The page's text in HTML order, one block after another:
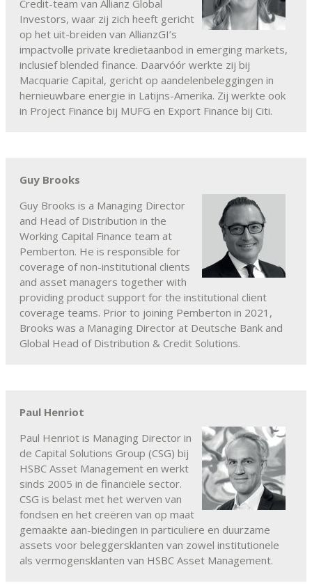
Credit-team van Allianz Global
Investors, waar zij zich heeft gericht
op het uit-breiden van AllianzGI’s
impactvolle private kredietaanbod in emerging markets,
inclusief blended finance. Daarvóór werkte zij bij
Macquarie Capital, gericht op aandelenbeleggingen in
hernieuwbare energie in Latijns-Amerika. Zij werkte ook
in Project Finance bij MUFG en Export Finance bij Citi.
Guy Brooks
Guy Brooks is a Managing Director
and Head of Distribution in the
Working Capital Finance team at
Pemberton. He is responsible for
coverage of non-institutional clients
and asset managers together with
providing product support for the institutional client
coverage teams. Prior to joining Pemberton in 2021,
Brooks was a Managing Director at Deutsche Bank and
Global Head of Distribution & Credit Solutions.
Paul Henriot
Paul Henriot is Managing Director in
de Capital Solutions Group (CSG) bij
HSBC Asset Management en werkt
sinds 2005 in de financiële sector.
CSG is belast met het werven van
fondsen en het creëren van op maat
gemaakte aan-biedingen in particuliere en duurzame
assets voor beleggersklanten van zowel institutionele
als vermogensklanten van HSBC Asset Management.